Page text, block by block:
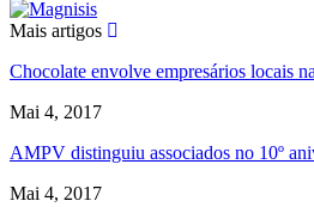
Mais artigos
Chocolate envolve empresários locais
Mai 4, 2017
AMPV distinguiu associados no 10º
Mai 4, 2017